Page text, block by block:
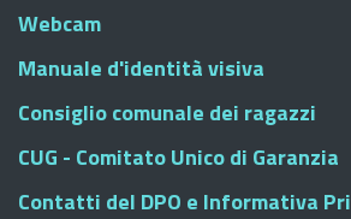
Webcam
Manuale d'identità visiva
Consiglio comunale dei ragazzi
CUG - Comitato Unico di Garanzia
Contatti del DPO e Informativa